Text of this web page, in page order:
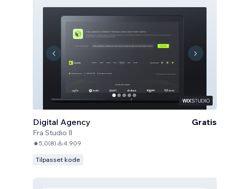
Digital Agency
Fra Studio Il
Gratis
5,0(8) 4.909
Tilpasset kode